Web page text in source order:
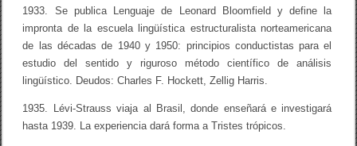
1933. Se publica Lenguaje de Leonard Bloomfield y define la
impronta de la escuela lingüística estructuralista norteamericana
de las décadas de 1940 y 1950: principios conductistas para el
estudio del sentido y riguroso método científico de análisis
lingüístico. Deudos: Charles F. Hockett, Zellig Harris.
1935. Lévi-Strauss viaja al Brasil, donde enseñará e investigará
hasta 1939. La experiencia dará forma a Tristes trópicos.